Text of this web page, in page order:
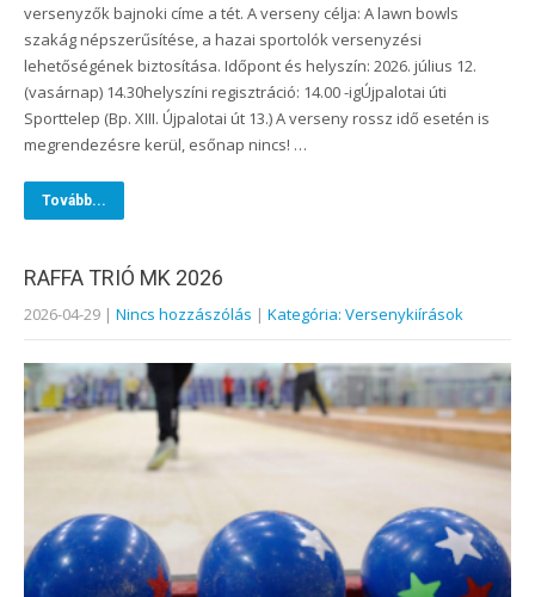
versenyzők bajnoki címe a tét. A verseny célja: A lawn bowls
szakág népszerűsítése, a hazai sportolók versenyzési
lehetőségének biztosítása. Időpont és helyszín: 2026. július 12.
(vasárnap) 14.30helyszíni regisztráció: 14.00 -igÚjpalotai úti
Sporttelep (Bp. XIII. Újpalotai út 13.) A verseny rossz idő esetén is
megrendezésre kerül, esőnap nincs! …
Tovább...
RAFFA TRIÓ MK 2026
2026-04-29 | Nincs hozzászólás | Kategória: Versenykiírások